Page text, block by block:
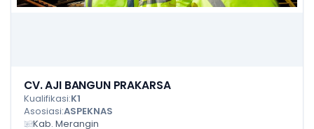
CV. AJI BANGUN PRAKARSA
Kualifikasi:K1
Asosiasi:ASPEKNAS
Kab. Merangin